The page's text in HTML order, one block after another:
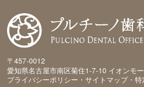
〒457-0012
愛知県名古屋市南区菊住1-7-10 イオンモ
プライバシーポリシー・サイトマップ・